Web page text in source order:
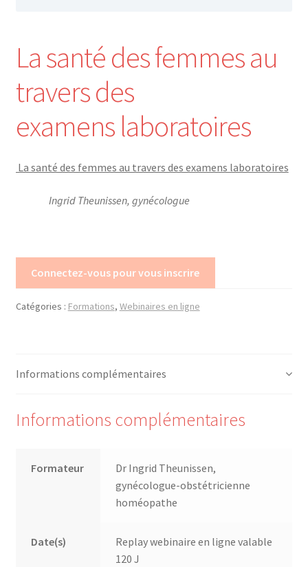
Devenir Membre
Première Inscription
Renouvellement
Mon compte
Mes données UPSfB
Formations Externes
Evénements
Formations Diplomantes
Contact
Trouver mon attestation
La santé des femmes au
travers des
examens laboratoires
La santé des femmes au travers des examens laboratoires
Ingrid Theunissen, gynécologue
Connectez-vous pour vous inscrire
Catégories : Formations, Webinaires en ligne
Informations complémentaires
Informations complémentaires
Formateur
Dr Ingrid Theunissen,
gynécologue-obstétricienne
homéopathe
Date(s)
Replay webinaire en ligne valable
120 J